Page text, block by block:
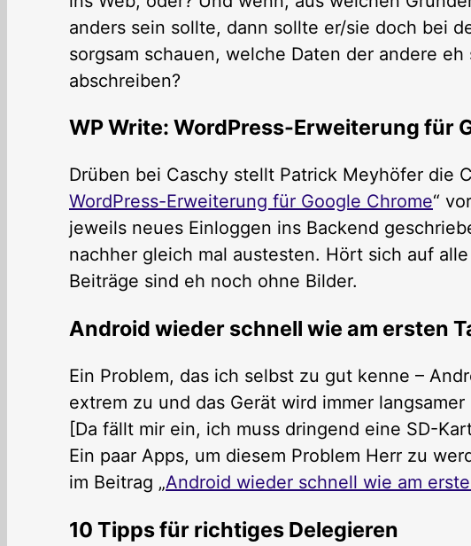
anders sein sollte, dann sollte er/sie doch bei
sorgsam schauen, welche Daten der andere
abschreiben?
WP Write: WordPress-Erweiterung für
Drüben bei Caschy stellt Patrick Meyhöfer die
WordPress-Erweiterung für Google Chrome“
jeweils neues Einloggen ins Backend
nachher gleich mal austesten. Hört sich auf
Beiträge sind eh noch ohne Bilder.
Android wieder schnell wie am ersten
Ein Problem, das ich selbst zu gut kenne –
extrem zu und das Gerät wird immer
[Da fällt mir ein, ich muss dringend eine SD-
Ein paar Apps, um diesem Problem Herr zu
im Beitrag „Android wieder schnell wie am
10 Tipps für richtiges Delegieren